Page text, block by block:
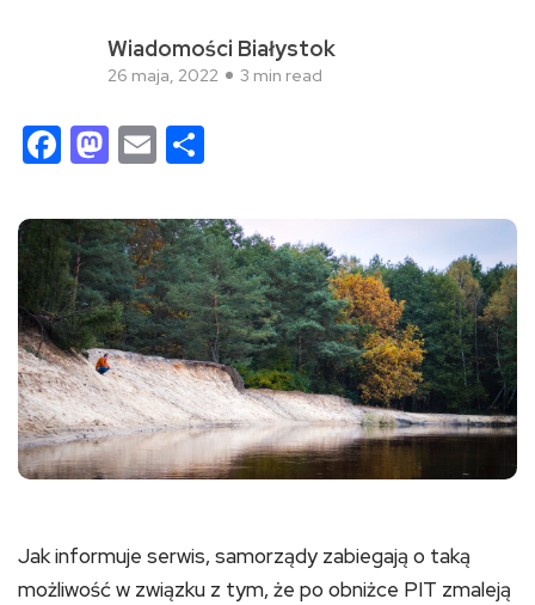
Wiadomości Białystok
26 maja, 2022 3 min read
Facebook
Mastodon
Email
Jak informuje serwis, samorządy zabiegają o taką
możliwość w związku z tym, że po obniżce PIT zmaleją